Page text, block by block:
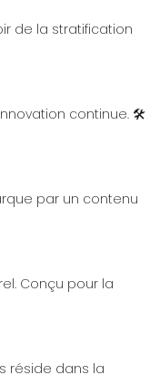
de la stratification
continue. 🛠️
par un contenu
Conçu pour la
réside dans la